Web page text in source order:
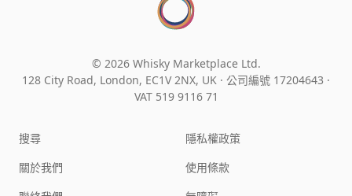
© 2026 Whisky Marketplace Ltd.
128 City Road, London, EC1V 2NX, UK · 公司編號 17204643 ·
VAT 519 9116 71
搜尋
關於我們
隱私權政策
使用條款